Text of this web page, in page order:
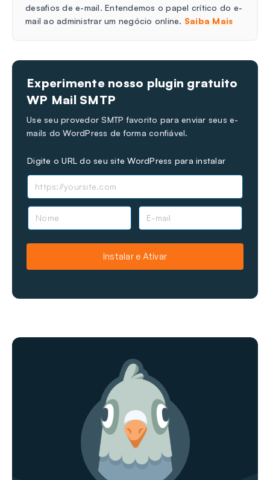
desafios de e-mail. Entendemos o papel crítico do e-
mail ao administrar um negócio online. Saiba Mais
Experimente nosso plugin gratuito
WP Mail SMTP
Use seu provedor SMTP favorito para enviar seus e-
mails do WordPress de forma confiável.
Digite o URL do seu site WordPress para instalar
N
E
Instalar e Ativar